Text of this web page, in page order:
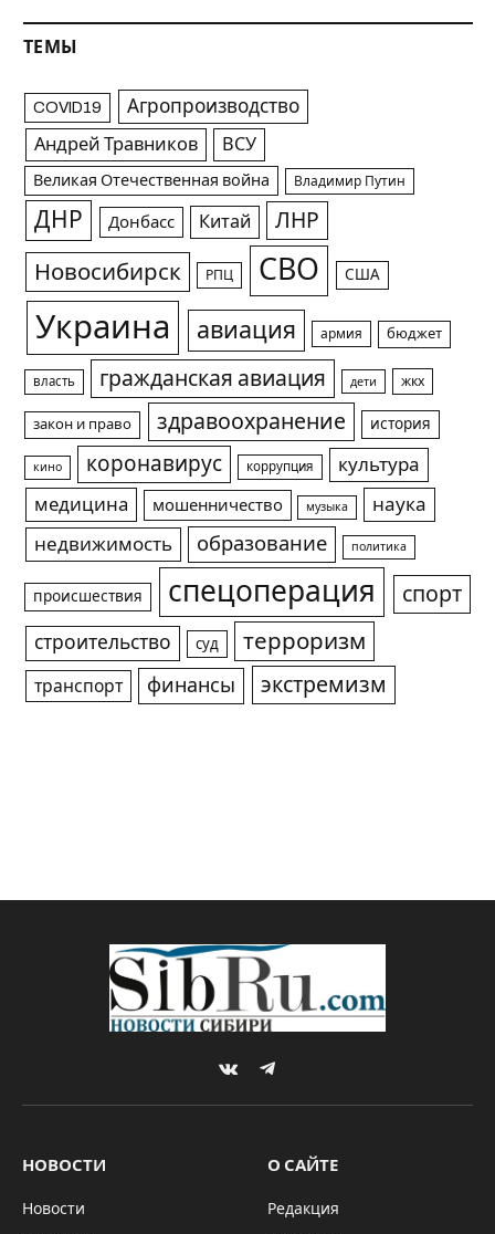
ТЕМЫ
COVID19 Агропроизводство
Андрей Травников ВСУ
Великая Отечественная война Владимир Путин
ДНР Донбасс Китай ЛНР
Новосибирск РПЦ СВО США
Украина авиация армия бюджет
власть гражданская авиация дети жкх
закон и право здравоохранение история
кино коронавирус коррупция
культура
медицина
мошенничество музыка
наука
недвижимость
образование политика
происшествия спецоперация спорт
строительство суд терроризм
транспорт финансы экстремизм
VKontakteTelegram
НОВОСТИ
Новости
О САЙТЕ
Редакция